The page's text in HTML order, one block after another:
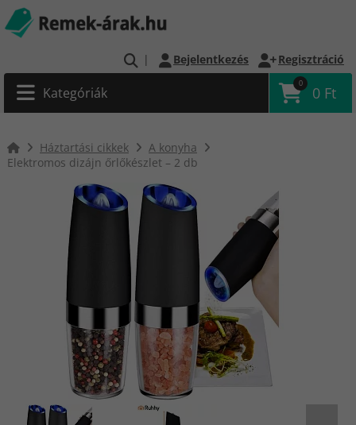
| Bejelentkezés Regisztráció
Kategóriák
0
0 Ft
Háztartási cikkek
A konyha
Elektromos dizájn őrlőkészlet – 2 db